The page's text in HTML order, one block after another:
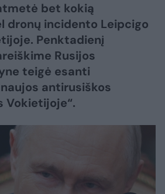
bet kokią
dronų incidento Leipcigo
Penktadienį
Rusijos
teigė esanti
antirusiškos
Vokietijoje“.